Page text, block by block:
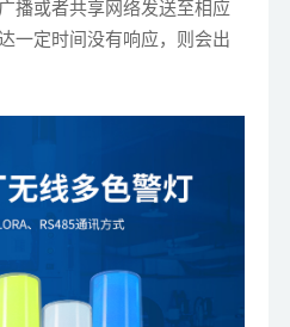
播或者共享网络发送至相应
一定时间没有响应，则会出